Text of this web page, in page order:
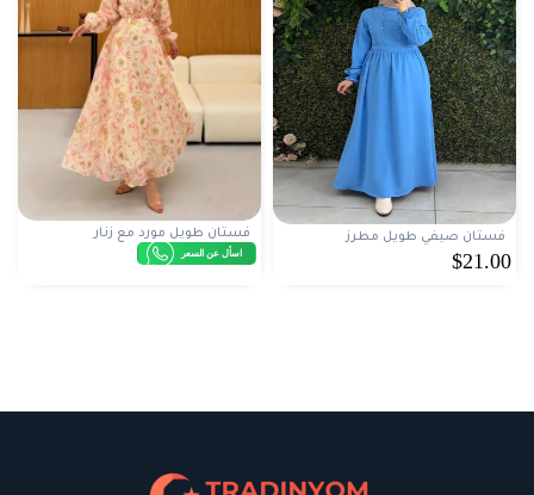
فستان صيفي طويل مطرز
$21.00
فستان طويل مورد مع زنار
اسأل عن السعر